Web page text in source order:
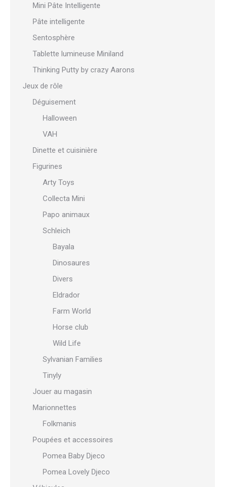
Mini Pâte Intelligente
Pâte intelligente
Sentosphère
Tablette lumineuse Miniland
Thinking Putty by crazy Aarons
Jeux de rôle
Déguisement
Halloween
VAH
Dinette et cuisinière
Figurines
Arty Toys
Collecta Mini
Papo animaux
Schleich
Bayala
Dinosaures
Divers
Eldrador
Farm World
Horse club
Wild Life
Sylvanian Families
Tinyly
Jouer au magasin
Marionnettes
Folkmanis
Poupées et accessoires
Pomea Baby Djeco
Pomea Lovely Djeco